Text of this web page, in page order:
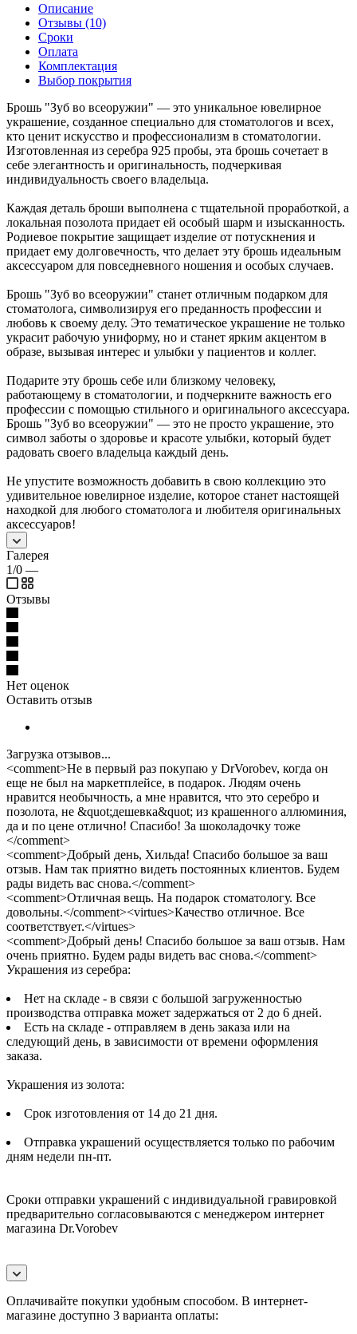
Описание
Отзывы (10)
Сроки
Оплата
Комплектация
Выбор покрытия
Брошь "Зуб во всеоружии" — это уникальное ювелирное
украшение, созданное специально для стоматологов и всех,
кто ценит искусство и профессионализм в стоматологии.
Изготовленная из серебра 925 пробы, эта брошь сочетает в
себе элегантность и оригинальность, подчеркивая
индивидуальность своего владельца.
Каждая деталь броши выполнена с тщательной проработкой, а
локальная позолота придает ей особый шарм и изысканность.
Родиевое покрытие защищает изделие от потускнения и
придает ему долговечность, что делает эту брошь идеальным
аксессуаром для повседневного ношения и особых случаев.
Брошь "Зуб во всеоружии" станет отличным подарком для
стоматолога, символизируя его преданность профессии и
любовь к своему делу. Это тематическое украшение не только
украсит рабочую униформу, но и станет ярким акцентом в
образе, вызывая интерес и улыбки у пациентов и коллег.
Подарите эту брошь себе или близкому человеку,
работающему в стоматологии, и подчеркните важность его
профессии с помощью стильного и оригинального аксессуара.
Брошь "Зуб во всеоружии" — это не просто украшение, это
символ заботы о здоровье и красоте улыбки, который будет
радовать своего владельца каждый день.
Не упустите возможность добавить в свою коллекцию это
удивительное ювелирное изделие, которое станет настоящей
находкой для любого стоматолога и любителя оригинальных
аксессуаров!
Галерея
1/0 —
Отзывы
Нет оценок
Оставить отзыв
Загрузка отзывов...
<comment>Не в первый раз покупаю у DrVorobev, когда он
еще не был на маркетплейсе, в подарок. Людям очень
нравится необычность, а мне нравится, что это серебро и
позолота, не &quot;дешевка&quot; из крашенного аллюминия,
да и по цене отлично! Спасибо! За шоколадочку тоже
</comment>
<comment>Добрый день, Хильда! Спасибо большое за ваш
отзыв. Нам так приятно видеть постоянных клиентов. Будем
рады видеть вас снова.</comment>
<comment>Отличная вещь. На подарок стоматологу. Все
довольны.</comment><virtues>Качество отличное. Все
соответствует.</virtues>
<comment>Добрый день! Спасибо большое за ваш отзыв. Нам
очень приятно. Будем рады видеть вас снова.</comment>
Украшения из серебра:
Нет на складе - в связи с большой загруженностью
производства отправка может задержаться от 2 до 6 дней.
Есть на складе - отправляем в день заказа или на
следующий день, в зависимости от времени оформления
заказа.
Украшения из золота:
Срок изготовления от 14 до 21 дня.
Отправка украшений осуществляется только по рабочим
дням недели пн-пт.
Сроки отправки украшений с индивидуальной гравировкой
предварительно согласовываются с менеджером интернет
магазина Dr.Vorobev
Оплачивайте покупки удобным способом. В интернет-
магазине доступно 3 варианта оплаты: